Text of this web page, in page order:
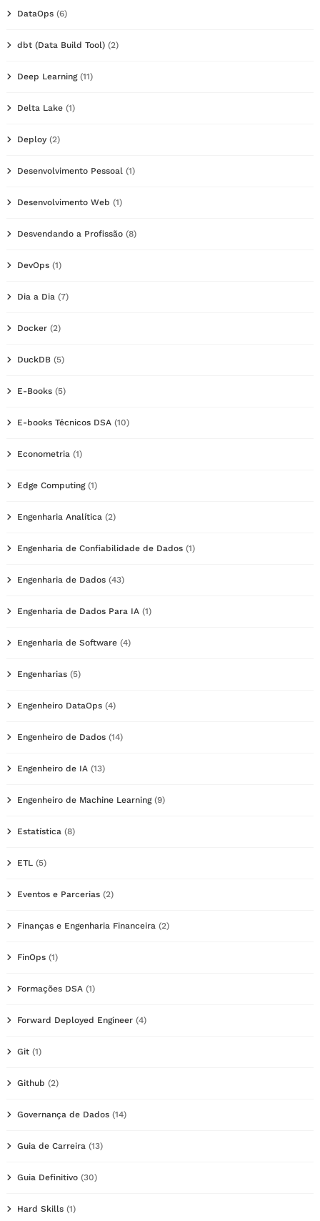
DataOps (6)
dbt (Data Build Tool) (2)
Deep Learning(11)
Delta Lake (1)
Deploy (2)
Desenvolvimento Pessoal (1)
Desenvolvimento Web (1)
Desvendando a Profissão (8)
DevOps (1)
Dia a Dia (7)
Docker (2)
DuckDB (5)
E-Books (5)
E-books Técnicos DSA (10)
Econometria (1)
Edge Computing(1)
Engenharia Analítica (2)
Engenharia de Confiabilidade de Dados (1)
Engenharia de Dados (43)
Engenharia de Dados Para IA (1)
Engenharia de Software (4)
Engenharias (5)
Engenheiro DataOps (4)
Engenheiro de Dados (14)
Engenheiro de IA (13)
Engenheiro de Machine Learning(9)
Estatística (8)
ETL (5)
Eventos e Parcerias (2)
Finanças e Engenharia Financeira (2)
FinOps (1)
Formações DSA (1)
Forward Deployed Engineer (4)
Git (1)
Github (2)
Governança de Dados (14)
Guia de Carreira (13)
Guia Definitivo (30)
Hard Skills (1)